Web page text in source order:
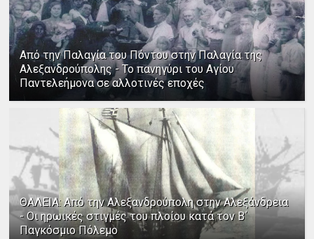
Από την Παλαγία του Πόντου στην Παλαγία της
Αλεξανδρούπολης - Το πανηγύρι του Αγίου
Παντελεήμονα σε αλλοτινές εποχές
ΘΑΛΕΙΑ: Από την Αλεξανδρούπολη στην Αλεξάνδρεια
- Οι ηρωικές στιγμές του πλοίου κατά τον Β΄
Παγκόσμιο Πόλεμο